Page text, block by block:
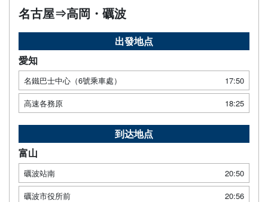
名古屋⇒高岡・礪波
出發地点
愛知
名鐵巴士中心（6號乘車處）
17:50
高速各務原
18:25
到达地点
富山
礪波站南
20:50
礪波市役所前
20:56